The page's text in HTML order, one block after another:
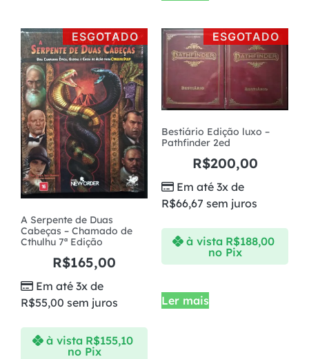
ESGOTADO
A Serpente de Duas
Cabeças – Chamado de
Cthulhu 7ª Edição
R$165,00
Em até 3x de
R$55,00 sem juros
à vista R$155,10
no Pix
ESGOTADO
Bestiário Edição luxo –
Pathfinder 2ed
R$200,00
Em até 3x de
R$66,67 sem juros
à vista R$188,00
no Pix
Ler mais